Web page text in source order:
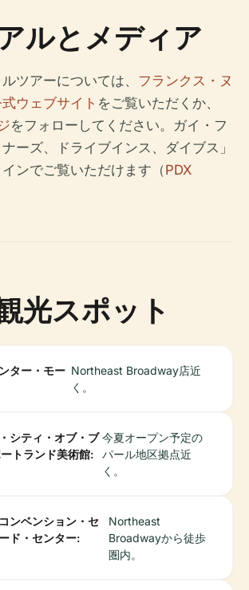
ルとメディア
ツアーについては、 フランクス・ヌ
ウェブサイト をご覧いただくか、
をフォローしてください。ガイ・フ
ーズ、ドライブインス、ダイブス」
ンでご覧いただけます（PDX
光スポット
ター・モー Northeast Broadway店近
く。
シティ・オブ・ブ
トランド美術館:
今夏オープン予定の
パール地区拠点近
く。
ンベンション・セ
ド・センター:
Northeast
Broadwayから徒歩
圏内。